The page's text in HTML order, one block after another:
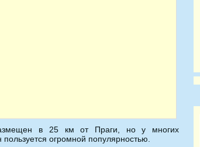
в 25 км от Праги, но у многих
пользуется огромной популярностью.